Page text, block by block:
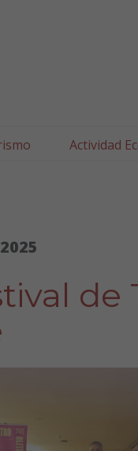
Actividad
de